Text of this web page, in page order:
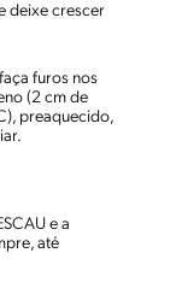
deixe crescer
furos nos
(2 cm de
preaquecido,
e a
até